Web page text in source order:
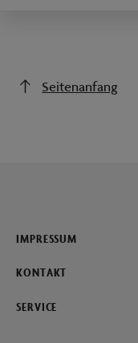
Seitenanfang
IMPRESSUM
KONTAKT
SERVICE